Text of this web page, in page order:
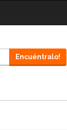
Encuéntralo!